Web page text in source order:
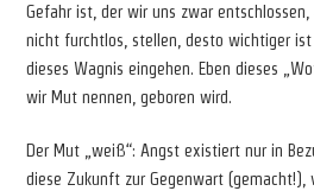
Gefahr ist, der wir uns zwar
nicht furchtlos, stellen, desto wichtiger
dieses Wagnis eingehen. Eben dieses
wir Mut nennen, geboren wird.
Der Mut „weiß“: Angst existiert nur in
diese Zukunft zur Gegenwart (gemacht!),